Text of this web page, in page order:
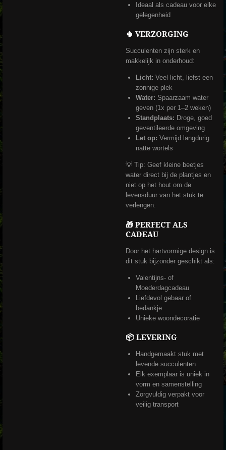
Ideaal als cadeau voor elke
gelegenheid
🌵 VERZORGING
Succulenten zijn sterk en
makkelijk in onderhoud:
Licht: Veel licht, liefst een
zonnige plek
Water: Spaarzaam water
geven (1x per 1–2 weken)
Standplaats: Droge, goed
geventileerde omgeving
Let op: Vermijd langdurig
natte wortels
💡 Tip: Geef kleine beetjes
water direct bij de plantjes en
niet op het hout om de
levensduur van het stuk te
verlengen.
🎁 PERFECT ALS
CADEAU
Door het hartvormige design is
dit stuk bijzonder geschikt als:
Valentijns- of
Moederdagcadeau
Liefdevol gebaar of
bedankje
Unieke woondecoratie
📦 LEVERING
Handgemaakt stuk met
levende succulenten
Elk exemplaar is uniek in
vorm en samenstelling
Zorgvuldig verpakt voor
veilig transport